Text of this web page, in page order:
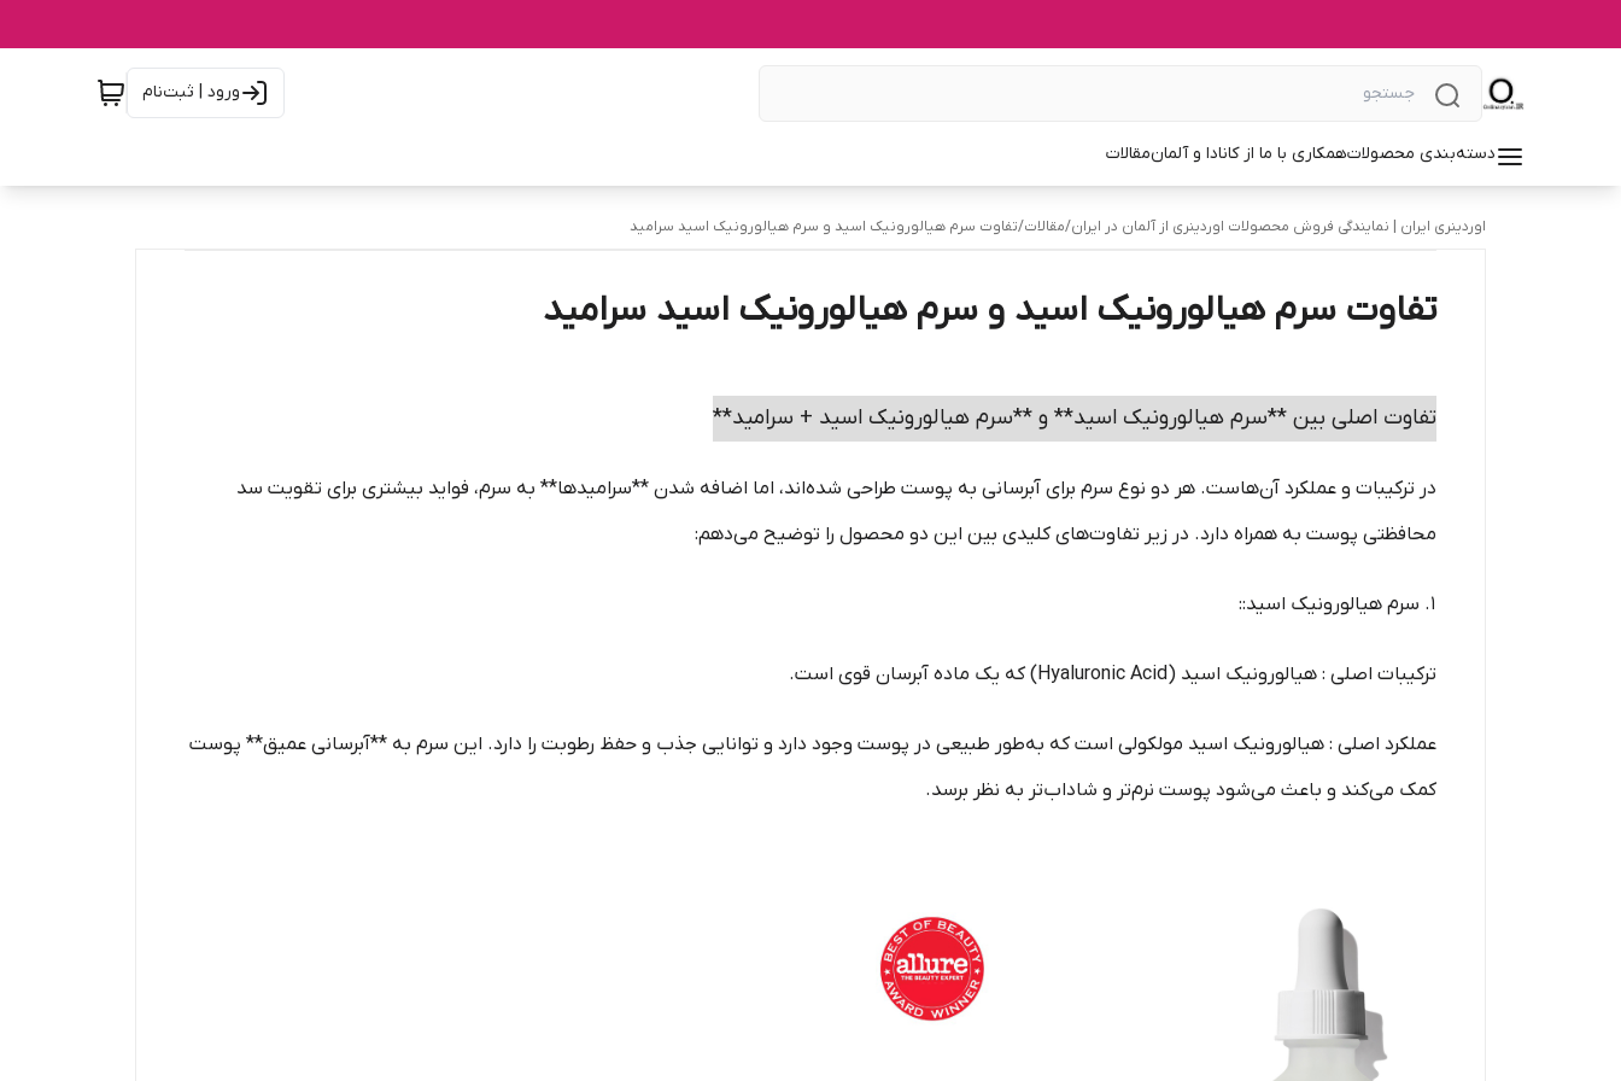
ورود | ثبت‌نام
دسته‌بندی محصولاتهمکاری با ما از کانادا و آلمانمقالات
اوردینری ایران | نمایندگی فروش محصولات اوردینری از آلمان در ایران/مقالات/تفاوت سرم هیالورونیک اسید و سرم هیالورونیک اسید سرامید
تفاوت سرم هیالورونیک اسید و سرم هیالورونیک اسید سرامید
تفاوت اصلی بین **سرم هیالورونیک اسید** و **سرم هیالورونیک اسید + سرامید**
در ترکیبات و عملکرد آن‌هاست. هر دو نوع سرم برای آبرسانی به پوست طراحی شده‌اند، اما اضافه شدن **سرامیدها** به سرم، فواید بیشتری برای تقویت سد
محافظتی پوست به همراه دارد. در زیر تفاوت‌های کلیدی بین این دو محصول را توضیح می‌دهم:
ترکیبات اصلی : هیالورونیک اسید (Hyaluronic Acid) که یک ماده آبرسان قوی است.
عملکرد اصلی : هیالورونیک اسید مولکولی است که به‌طور طبیعی در پوست وجود دارد و توانایی جذب و حفظ رطوبت را دارد. این سرم به **آبرسانی عمیق** پوست
کمک می‌کند و باعث می‌شود پوست نرم‌تر و شاداب‌تر به نظر برسد.